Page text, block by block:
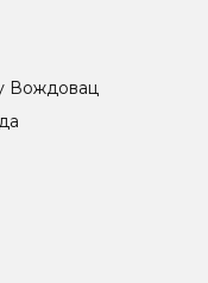
Вождовац